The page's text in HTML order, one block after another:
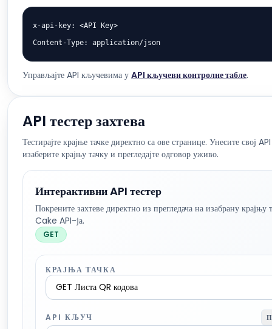
x-api-key: <API Key>
Content-Type: application/json
Управљајте API кључевима у API кључеви контролне табле.
API тестер захтева
Тестирајте крајње тачке директно са ове странице. Унесите свој
изаберите крајњу тачку и прегледајте одговор уживо.
Интерактивни API тестер
Покрените захтеве директно из прегледача на изабрану крајњу
Cake API-ја.
GET
КРАЈЊА ТАЧКА
API КЉУЧ